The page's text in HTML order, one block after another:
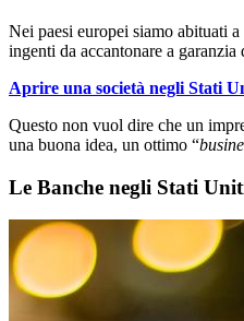
Nei paesi europei siamo abituati
ingenti da accantonare a garanzia
Aprire una società negli Stati
Questo non vuol dire che un
una buona idea, un ottimo “
Le Banche negli Stati